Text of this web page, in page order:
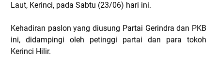
Laut, Kerinci, pada Sabtu (23/06) hari ini.
Kehadiran paslon yang diusung Partai Gerindra dan PKB
ini, didampingi oleh petinggi partai dan para tokoh
Kerinci Hilir.